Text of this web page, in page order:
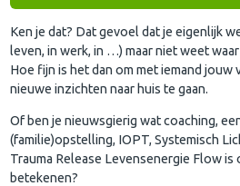
Ken je dat? Dat gevoel dat je eigenlijk
leven, in werk, in …) maar niet weet
Hoe fijn is het dan om met iemand jouw
nieuwe inzichten naar huis te gaan.
Of ben je nieuwsgierig wat coaching,
(familie)opstelling, IOPT, Systemisch
Trauma Release Levensenergie Flow
betekenen?